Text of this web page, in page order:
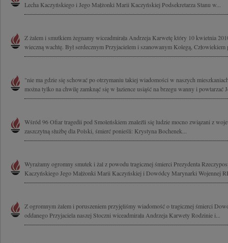
Lecha Kaczyńskiego i Jego Małżonki Marii Kaczyńskiej Podsekretarza Stanu w...
Z żalem i smutkiem żegnamy wiceadmirała Andrzeja Karwetę który 10 kwietnia
wieczną wachtę. Był serdecznym Przyjacielem i szanowanym Kolegą,
"nie ma gdzie się schować po otrzymaniu takiej wiadomości w naszych
można tylko na chwilę zamknąć się w łazience usiąść na brzegu wanny i powtarzać
Wśród 96 Ofiar tragedii pod Smoleńskiem znaleźli się ludzie mocno związani z
zaszczytną służbę dla Polski, śmierć ponieśli: Krystyna Bochenek...
Wyrażamy ogromny smutek i żal z powodu tragicznej śmierci Prezydenta
Kaczyńskiego Jego Małżonki Marii Kaczyńskiej i Dowódcy Marynarki Wojennej
Z ogromnym żalem i poruszeniem przyjęliśmy wiadomość o tragicznej śmierci
oddanego Przyjaciela naszej Stoczni wiceadmirała Andrzeja Karwety Rodzinie i...